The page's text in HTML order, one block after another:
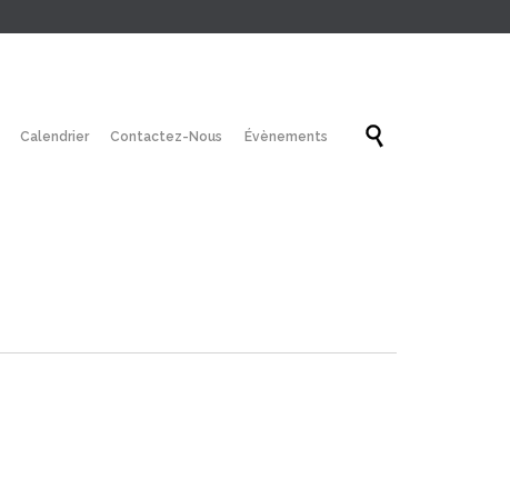
Calendrier Contactez-Nous Évènements 